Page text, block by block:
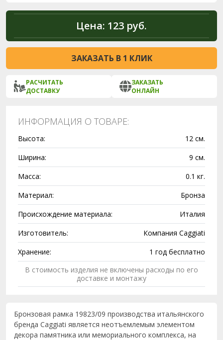
Цена: 123 руб.
ЗАКАЗАТЬ В 1 КЛИК
РАСЧИТАТЬ
ДОСТАВКУ
ЗАКАЗАТЬ
ОНЛАЙН
ИНФОРМАЦИЯ О ТОВАРЕ:
Высота:
12 см.
Ширина:
9 см.
Масса:
0.1 кг.
Материал:
Бронза
Происхождение материала:
Италия
Изготовитель:
Компания Caggiati
Хранение:
1 год бесплатно
В стоимость изделия не включены расходы по его
доставке и монтажу
Бронзовая рамка 19823/09 производства итальянского
бренда Caggiati является неотъемлемым элементом
декора памятника или мемориального комплекса, на